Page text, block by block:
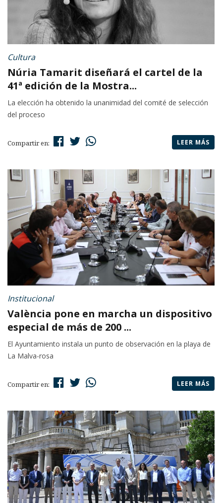
Cultura
Núria Tamarit diseñará el cartel de la
41ª edición de la Mostra...
La elección ha obtenido la unanimidad del comité de selección
del proceso
Compartir en: LEER MÁS
Institucional
València pone en marcha un dispositivo
especial de más de 200 ...
El Ayuntamiento instala un punto de observación en la playa de
La Malva-rosa
Compartir en: LEER MÁS